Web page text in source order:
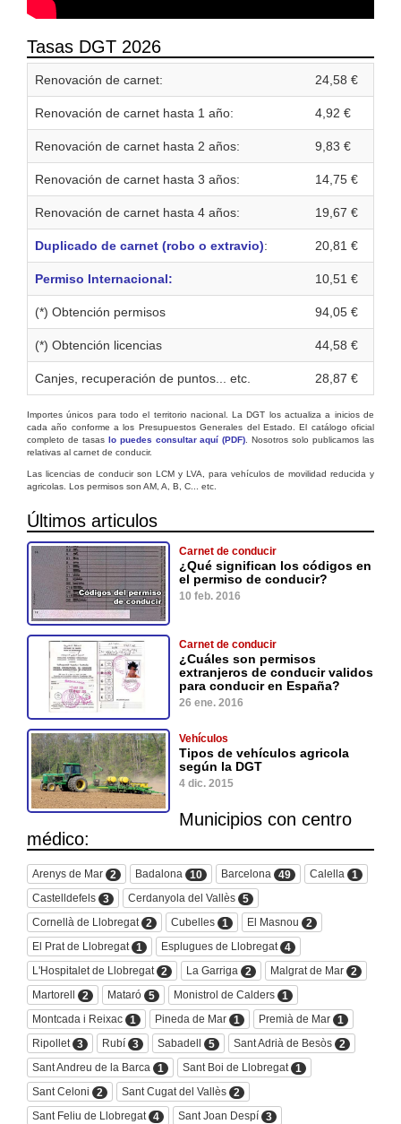
Tasas DGT 2026
Renovación de carnet: 24,58 €
Renovación de carnet hasta 1 año: 4,92 €
Renovación de carnet hasta 2 años: 9,83 €
Renovación de carnet hasta 3 años: 14,75 €
Renovación de carnet hasta 4 años: 19,67 €
Duplicado de carnet (robo o extravio): 20,81 €
Permiso Internacional: 10,51 €
(*) Obtención permisos 94,05 €
(*) Obtención licencias 44,58 €
Canjes, recuperación de puntos... etc. 28,87 €
Importes únicos para todo el territorio nacional. La DGT los actualiza a inicios de
cada año conforme a los Presupuestos Generales del Estado. El catálogo oficial
completo de tasas lo puedes consultar aquí (PDF) . Nosotros solo publicamos las
relativas al carnet de conducir.
Las licencias de conducir son LCM y LVA, para vehículos de movilidad reducida y
agricolas. Los permisos son AM, A, B, C... etc.
Últimos articulos
Carnet de conducir
¿Qué significan los códigos en
el permiso de conducir?
10 feb. 2016
Carnet de conducir
¿Cuáles son permisos
extranjeros de conducir validos
para conducir en España?
26 ene. 2016
Vehículos
Tipos de vehículos agricola
según la DGT
4 dic. 2015
Municipios con centro
médico:
Arenys de Mar 2 Badalona 10 Barcelona 49 Calella
1
Castelldefels 3 Cerdanyola del Vallès 5
Cornellà de Llobregat 2 Cubelles 1 El Masnou
2
El Prat de Llobregat 1 Esplugues de Llobregat 4
L'Hospitalet de Llobregat 2 La Garriga 2 Malgrat de Mar 2
Martorell
2 Mataró 5 Monistrol de Calders 1
Montcada i Reixac 1 Pineda de Mar 1 Premià de Mar 1
Ripollet 3 Rubí 3 Sabadell 5 Sant Adrià de Besòs 2
Sant Andreu de la Barca
1 Sant Boi de Llobregat 1
Sant Celoni
2 Sant Cugat del Vallès 2
Sant Feliu de Llobregat 4 Sant Joan Despí 3